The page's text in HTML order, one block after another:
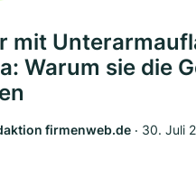
mit
Warum sie die
firmenweb.de ‧ 30. Juli